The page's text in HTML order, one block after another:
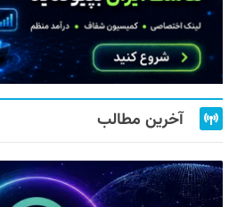
آخرین مطالب